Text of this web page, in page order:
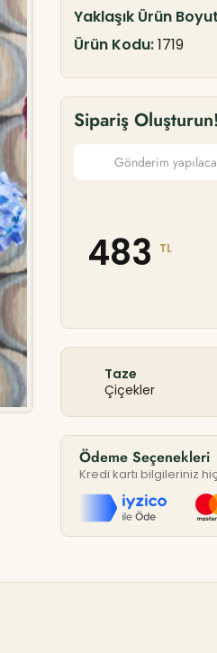
Yaklaşık Ürün
Ürün Kodu:1719
Sipariş Oluşturun!
483 TL
Taze
Çiçekler
Ödeme Seçenekleri
Kredi kartı bilgileriniz